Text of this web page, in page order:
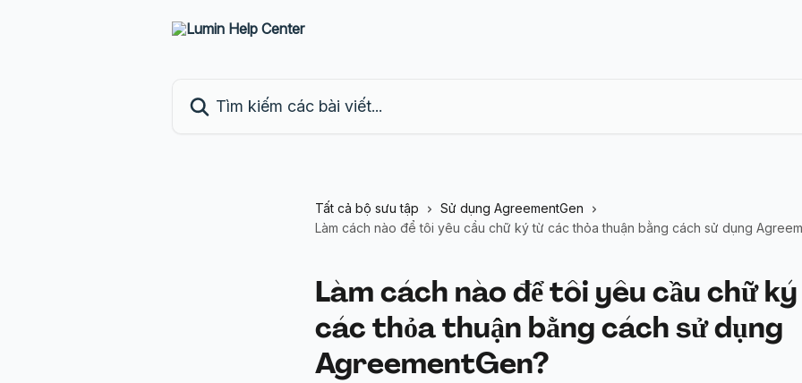
Tất cả bộ sưu tập
Sử dụng AgreementGen
Làm cách nào để tôi yêu cầu chữ ký từ các thỏa thuận bằng cách sử dụng
Làm cách nào để tôi yêu cầu chữ
các thỏa thuận bằng cách sử dụng
AgreementGen?